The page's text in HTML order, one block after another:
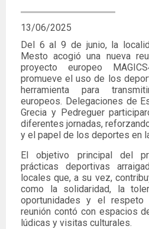
13/06/2025
Del 6 al 9 de junio, la
Mesto acogió una nueva
proyecto europeo
promueve el uso de los
herramienta para
europeos. Delegaciones de
Grecia y Pedreguer
diferentes jornadas,
y el papel de los deportes en
El objetivo principal del
prácticas deportivas
locales que, a su vez,
como la solidaridad, la
oportunidades y el
reunión contó con espacios
lúdicas y visitas culturales.